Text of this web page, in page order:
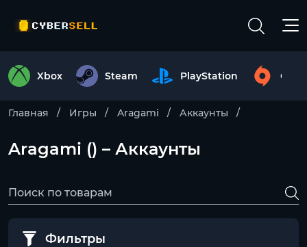
Xbox Steam PlayStation
Главная Игры Aragami Аккаунты
Aragami () – Аккаунты
Фильтры